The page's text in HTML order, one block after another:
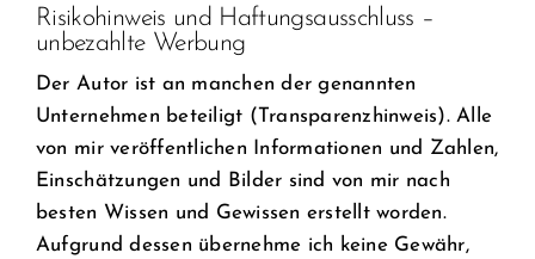
Risikohinweis und Haftungsausschluss –
unbezahlte Werbung
Der Autor ist an manchen der genannten
Unternehmen beteiligt (Transparenzhinweis). Alle
von mir veröffentlichen Informationen und Zahlen,
Einschätzungen und Bilder sind von mir nach
besten Wissen und Gewissen erstellt worden.
Aufgrund dessen übernehme ich keine Gewähr,